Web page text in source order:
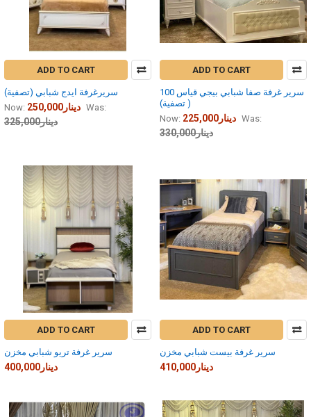
ADD TO CART
سريرغرفة ايدج شبابي (تصفية)
Now:
250,000دينار Was:
325,000دينار
ADD TO CART
سرير غرفة صفا شبابي بيجي قياس 100
( تصفية)
Now:
225,000دينار Was:
330,000دينار
ADD TO CART
سرير غرفة تريو شبابي مخزن
400,000دينار
ADD TO CART
سرير غرفة بيست شبابي مخزن
410,000دينار